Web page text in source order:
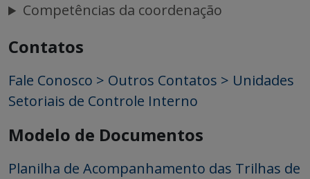
Competências da coordenação
Contatos
Fale Conosco > Outros Contatos > Unidades
Setoriais de Controle Interno
Modelo de Documentos
Planilha de Acompanhamento das Trilhas de